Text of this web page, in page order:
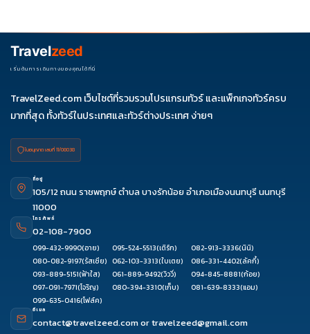
ช่วงราคา ไม่ควรเทียบจากราคาต่ำสุดเพียงอย่างเดียว
Travelzeed
เริ่มต้นการเดินทางของคุณได้ที่นี่
TravelZeed.com เว็บไซต์ที่รวมรวมโปรแกรมทัวร์ และแพ็กเกจทัวร์ครบ
มากที่สุด ทั้งทัวร์ในประเทศและทัวร์ต่างประเทศ ง่ายๆ
ใบอนุญาต เลขที่ 11/08038
ที่อยู่
105/12 ถนน ราชพฤกษ์ ตำบล บางรักน้อย อำเภอเมืองนนทบุรี นนทบุรี
11000
โทรศัพท์
02-108-7900
099-432-9990(อาย) 095-524-5513(เติร์ก) 082-913-3336(นินิ)
080-082-9197(รัสเซีย) 062-103-3313(ใบเตย) 086-331-4402(ลัคกี้)
093-889-5151(ฟ้าใส) 061-889-9492(วิววี่) 094-845-8881(ก้อย)
097-091-7971(โจริญ) 080-394-3310(เก็บ) 081-639-8333(แอม)
099-635-0416(โฟล์ค)
อีเมล
contact@travelzeed.comortravelzeed@gmail.com